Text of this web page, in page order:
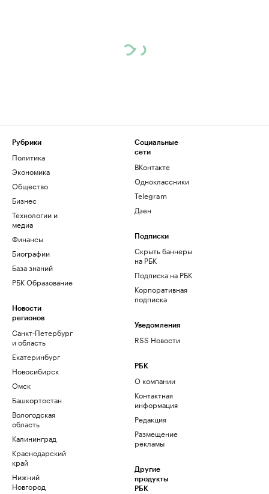
Рубрики
Политика
Экономика
Общество
Бизнес
Технологии и
медиа
Финансы
Биографии
База знаний
РБК Образование
Новости
регионов
Санкт-Петербург
и область
Екатеринбург
Новосибирск
Омск
Башкортостан
Вологодская
область
Калининград
Краснодарский
край
Нижний
Новгород
Социальные
сети
ВКонтакте
Одноклассники
Telegram
Дзен
Подписки
Скрыть баннеры
на РБК
Подписка на РБК
Корпоративная
подписка
Уведомления
RSS Новости
РБК
О компании
Контактная
информация
Редакция
Размещение
рекламы
Другие
продукты
РБК